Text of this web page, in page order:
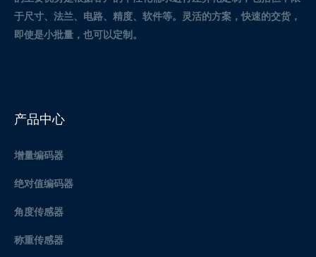
于尺寸、法兰、电路、精度、软件等。灵活的方案，快速的交货，
即使是小批量，也可以定制。
产品中心
增量编码器
绝对值编码器
角度传感器
称重传感器